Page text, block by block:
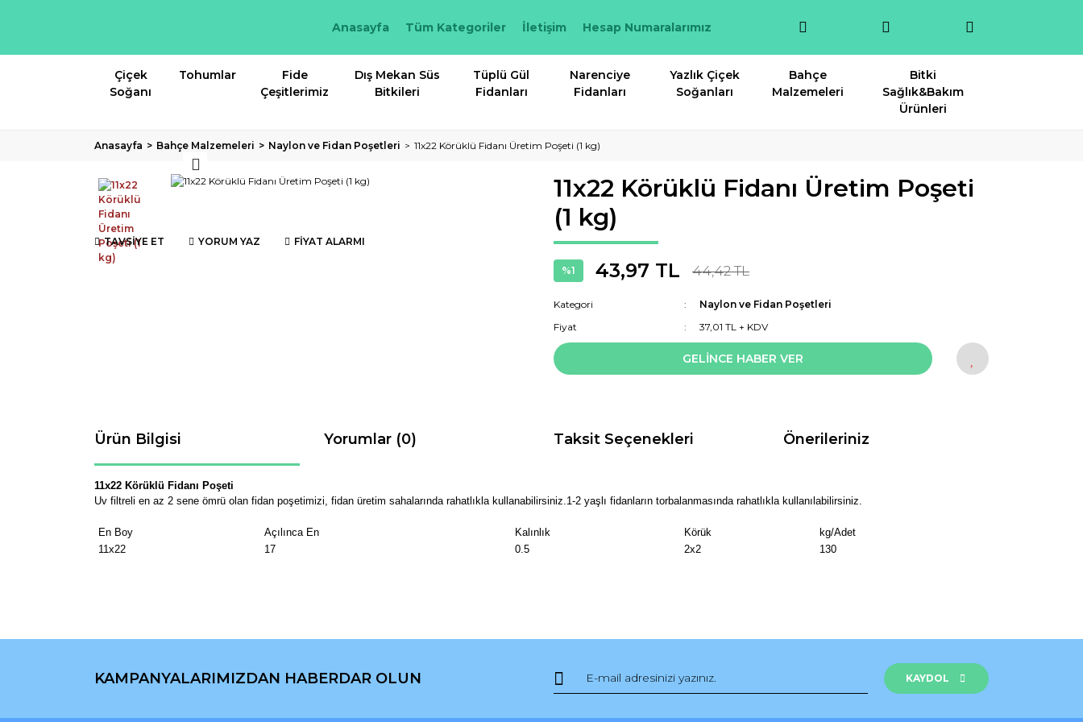
Anasayfa Tüm Kategoriler İletişim Hesap Numaralarımız
Çiçek
Soğanı
Tohumlar
Fide
Çeşitlerimiz
Dış Mekan Süs
Bitkileri
Tüplü Gül
Fidanları
Narenciye
Fidanları
Yazlık Çiçek
Soğanları
Bahçe
Malzemeleri
Bitki
Sağlık&Bakım
Ürünleri
Anasayfa Bahçe Malzemeleri Naylon ve Fidan Poşetleri 11x22 Körüklü Fidanı Üretim Poşeti (1 kg)
TAVSİYE ET YORUM YAZ FİYAT ALARMI
11x22 Körüklü Fidanı Üretim Poşeti
(1 kg)
%1 43,97 TL 44,42 TL
Kategori
Naylon ve Fidan Poşetleri
Fiyat
37,01 TL + KDV
GELİNCE HABER VER
Ürün Bilgisi Yorumlar (0) Taksit Seçenekleri Önerileriniz
11x22 Körüklü Fidanı Poşeti
Uv filtreli en az 2 sene ömrü olan fidan poşetimizi, fidan üretim sahalarında rahatlıkla kullanabilirsiniz.1-2 yaşlı fidanların torbalanmasında rahatlıkla kullanılabilirsiniz.
En Boy Açılınca En Kalınlık Körük
kg/Adet
11x22
17 0.5 2x2 130
Yorum Yaz
Görüş ve önerileriniz için teşekkür ederiz.
Ürün resmi kalitesiz, bozuk veya görüntülenemiyor.
KAMPANYALARIMIZDAN HABERDAR OLUN KAYDOL